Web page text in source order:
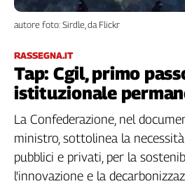
Internazionale
Culture
Categorie
Filcams
Filctem
Fillea
Fiom
Fisac
RASSEGNA.IT
Tap: Cgil, primo
istituzionale
autore foto: Sirdle, da Flickr
La Confederazione, nel
ministro, sottolinea la
pubblici e privati, per la
l'innovazione e la